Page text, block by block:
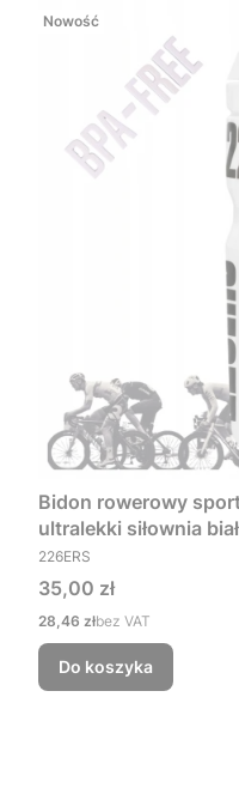
Nowość
Bidon rowerowy
ultralekki siłownia
PRODUCENT
226ERS
Cena
35,00 zł
Cena
28,46 złbez VAT
Do koszyka